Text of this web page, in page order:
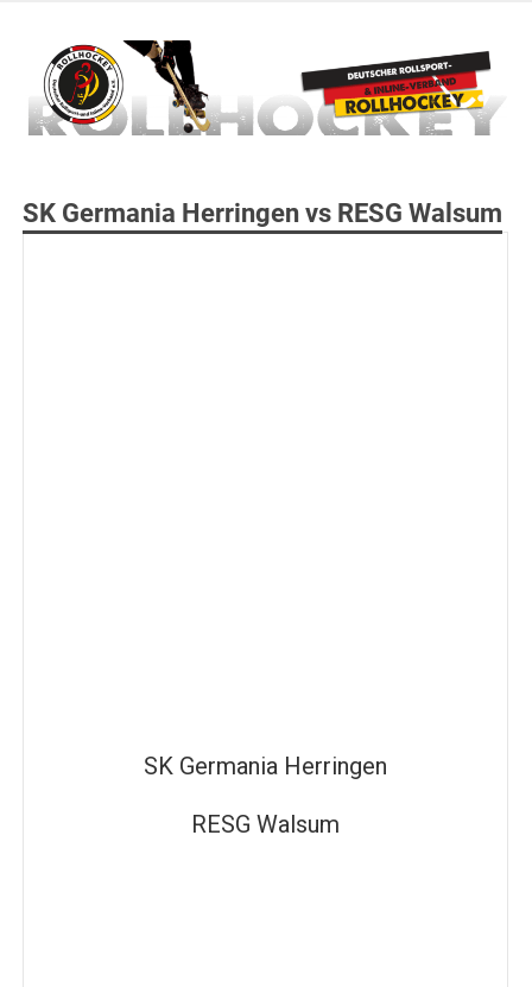
springen
SK Germania Herringen vs RESG Walsum
SK Germania Herringen
RESG Walsum